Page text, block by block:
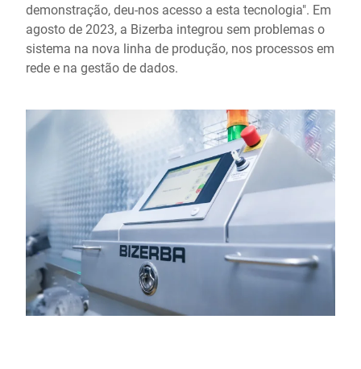
demonstração, deu-nos acesso a esta tecnologia". Em
agosto de 2023, a Bizerba integrou sem problemas o
sistema na nova linha de produção, nos processos em
rede e na gestão de dados.